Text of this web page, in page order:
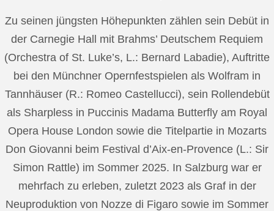
Zu seinen jüngsten Höhepunkten zählen sein Debüt in
der Carnegie Hall mit Brahms’ Deutschem Requiem
(Orchestra of St. Luke’s, L.: Bernard Labadie), Auftritte
bei den Münchner Opernfestspielen als Wolfram in
Tannhäuser (R.: Romeo Castellucci), sein Rollendebüt
als Sharpless in Puccinis Madama Butterfly am Royal
Opera House London sowie die Titelpartie in Mozarts
Don Giovanni beim Festival d’Aix-en-Provence (L.: Sir
Simon Rattle) im Sommer 2025. In Salzburg war er
mehrfach zu erleben, zuletzt 2023 als Graf in der
Neuproduktion von Nozze di Figaro sowie im Sommer